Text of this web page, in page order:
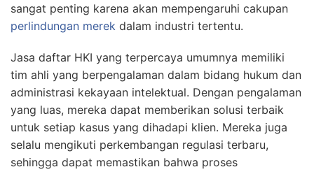
sangat penting karena akan mempengaruhi cakupan
perlindungan merek dalam industri tertentu.
Jasa daftar HKI yang terpercaya umumnya memiliki
tim ahli yang berpengalaman dalam bidang hukum dan
administrasi kekayaan intelektual. Dengan pengalaman
yang luas, mereka dapat memberikan solusi terbaik
untuk setiap kasus yang dihadapi klien. Mereka juga
selalu mengikuti perkembangan regulasi terbaru,
sehingga dapat memastikan bahwa proses